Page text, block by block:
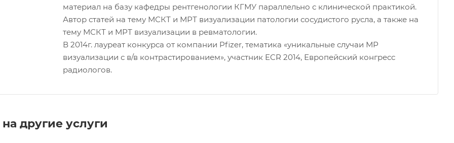
материал на базу кафедры рентгенологии КГМУ параллельно с клинической практикой.
Автор статей на тему МСКТ и МРТ визуализации патологии сосудистого русла, а также на
тему МСКТ и МРТ визуализации в ревматологии.
В 2014г. лауреат конкурса от компании Pfizer, тематика «уникальные случаи МР
визуализации с в/в контрастированием», участник ECR 2014, Европейский конгресс
радиологов.
другие услуги